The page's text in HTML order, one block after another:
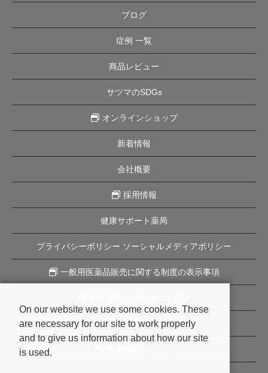
ブログ
症例 一覧
商品レビュー
サツマのSDGs
オンラインショップ
新着情報
会社概要
採用情報
健康サポート薬局
プライバシーポリシー ソーシャルメディアポリシー
一般用医薬品販売に関する制度の表示事項
企業理念
On our website we use some cookies. These
are necessary for our site to work properly
and to give us information about how our site
is used.